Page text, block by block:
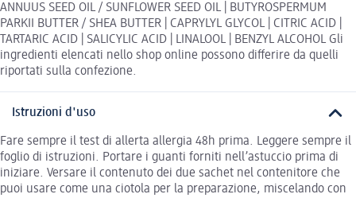
ANNUUS SEED OIL / SUNFLOWER SEED OIL | BUTYROSPERMUM
PARKII BUTTER / SHEA BUTTER | CAPRYLYL GLYCOL | CITRIC ACID |
TARTARIC ACID | SALICYLIC ACID | LINALOOL | BENZYL ALCOHOL Gli
ingredienti elencati nello shop online possono differire da quelli
riportati sulla confezione.
Istruzioni d'uso
Fare sempre il test di allerta allergia 48h prima. Leggere sempre il
foglio di istruzioni. Portare i guanti forniti nell’astuccio prima di
iniziare. Versare il contenuto dei due sachet nel contenitore che
puoi usare come una ciotola per la preparazione, miscelando con